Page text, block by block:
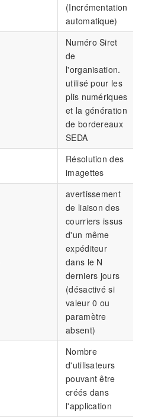
(Incrémentation
automatique)
Numéro Siret
de
l'organisation.
utilisé pour les
plis numériques
et la génération
de bordereaux
SEDA
Résolution des
imagettes
avertissement
de liaison des
courriers issus
d'un même
expéditeur
dans le N
derniers jours
(désactivé si
valeur 0 ou
paramètre
absent)
Nombre
d'utilisateurs
pouvant être
créés dans
l'application